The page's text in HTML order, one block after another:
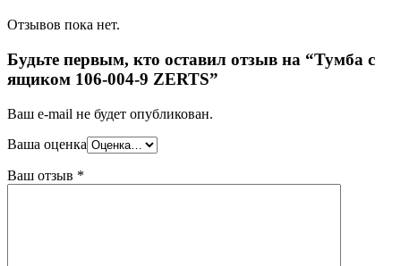
Отзывов пока нет.
Будьте первым, кто оставил отзыв на “Тумба с
ящиком 106-004-9 ZERTS”
Ваш e-mail не будет опубликован.
Ваша оценка
Ваш отзыв *